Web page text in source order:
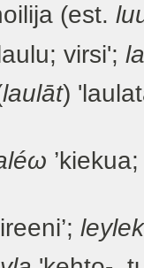
(est.
virsi';
laulāt)
leylek